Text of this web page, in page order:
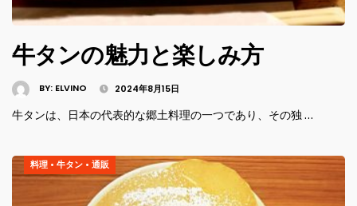
牛タンの魅力と楽しみ方
BY: ELVINO 2024年8月15日
牛タンは、日本の代表的な郷土料理の一つであり、その独 …
料理 • 牛タン • 通販